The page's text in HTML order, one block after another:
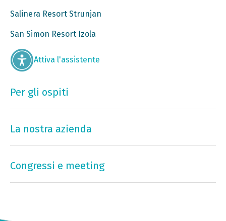
Salinera Resort Strunjan
San Simon Resort Izola
Attiva l'assistente
Per gli ospiti
La nostra azienda
Congressi e meeting